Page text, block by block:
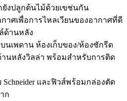
งปลูกต้นไม้ด้วยเขช่นกัน
าศเพื่อการไหลเวียนของอากาศที่ดี
ด้านหลัง
นเพดาน ห้องเก็บของ/ห้องซักรีด
นหลังวิลล่า พร้อมสำหรับการติด
และฟิวส์พร้อมกล่องตัด
ก